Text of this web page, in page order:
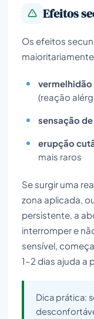
Efeitos
Os efeitos
(reação
sensação
erupção
mais raros
Se surgir uma
zona aplicada,
persistente, a
interromper e
sensível,
1–2 dias ajuda a
Dica prática: